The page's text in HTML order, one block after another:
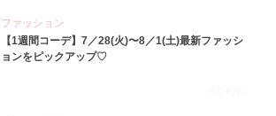
ファッション
【1週間コーデ】7／28(火)〜8／1(土)最新ファッシ
ョンをピックアップ♡